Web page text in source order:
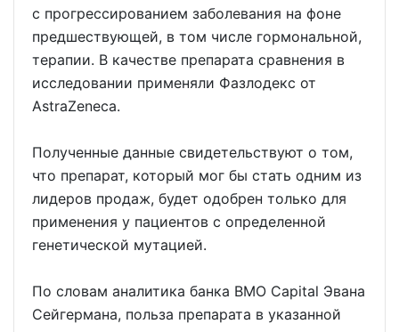
с прогрессированием заболевания на фоне
предшествующей, в том числе гормональной,
терапии. В качестве препарата сравнения в
исследовании применяли Фазлодекс от
AstraZeneca.
Полученные данные свидетельствуют о том,
что препарат, который мог бы стать одним из
лидеров продаж, будет одобрен только для
применения у пациентов с определенной
генетической мутацией.
По словам аналитика банка BMO Capital Эвана
Сейгермана, польза препарата в указанной